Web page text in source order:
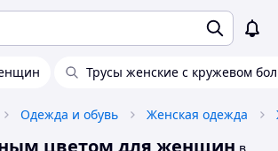
Трусы женские с кружевом
Одежда и обувь Женская одежда
цветом для женщин